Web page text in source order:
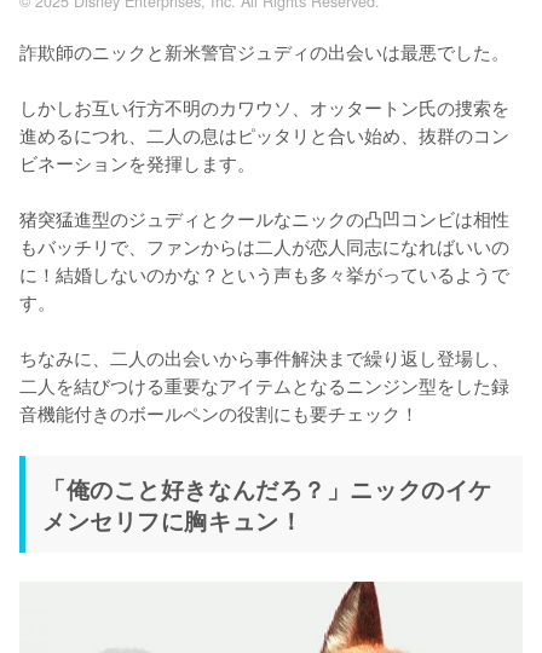
詐欺師のニックと新米警官ジュディの出会いは最悪でした。
しかしお互い行方不明のカワウソ、オッタートン氏の捜索を
進めるにつれ、二人の息はピッタリと合い始め、抜群のコン
ビネーションを発揮します。
猪突猛進型のジュディとクールなニックの凸凹コンビは相性
もバッチリで、ファンからは二人が恋人同志になればいいの
に！結婚しないのかな？という声も多々挙がっているようで
す。
ちなみに、二人の出会いから事件解決まで繰り返し登場し、
二人を結びつける重要なアイテムとなるニンジン型をした録
音機能付きのボールペンの役割にも要チェック！
「俺のこと好きなんだろ？」ニックのイケ
メンセリフに胸キュン！